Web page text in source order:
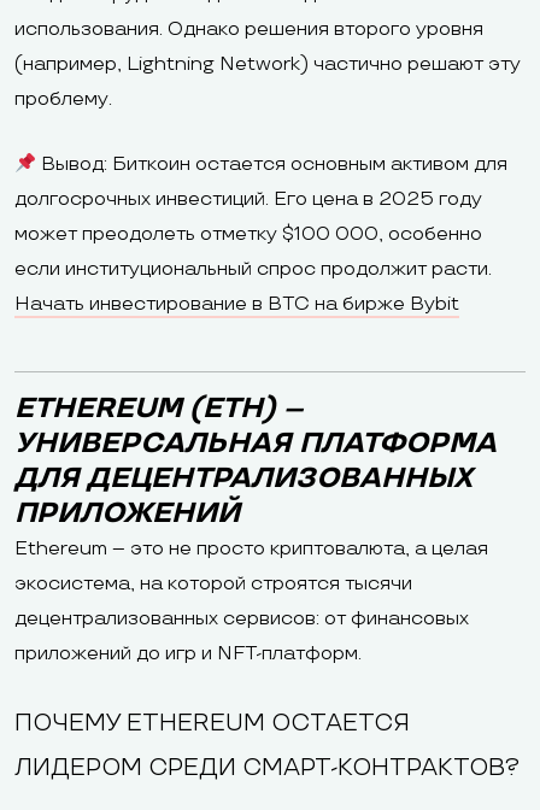
использования. Однако решения второго уровня
(например, Lightning Network) частично решают эту
проблему.
Вывод: Биткоин остается основным активом для
долгосрочных инвестиций. Его цена в 2025 году
может преодолеть отметку $100 000, особенно
если институциональный спрос продолжит расти.
Начать инвестирование в BTC на бирже Bybit
ETHEREUM (ETH) –
УНИВЕРСАЛЬНАЯ ПЛАТФОРМА
ДЛЯ ДЕЦЕНТРАЛИЗОВАННЫХ
ПРИЛОЖЕНИЙ
Ethereum – это не просто криптовалюта, а целая
экосистема, на которой строятся тысячи
децентрализованных сервисов: от финансовых
приложений до игр и NFT-платформ.
ПОЧЕМУ ETHEREUM ОСТАЕТСЯ
ЛИДЕРОМ СРЕДИ СМАРТ-КОНТРАКТОВ?